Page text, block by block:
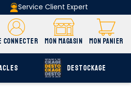
Service Client Expert
CONNECTER MON MAGASIN MON PANIER
DESTOCKAGE